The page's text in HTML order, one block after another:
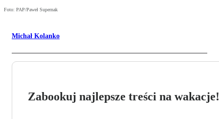
Foto: PAP/Paweł Supernak
Michał Kolanko
Zabookuj najlepsze treści na wakacje!